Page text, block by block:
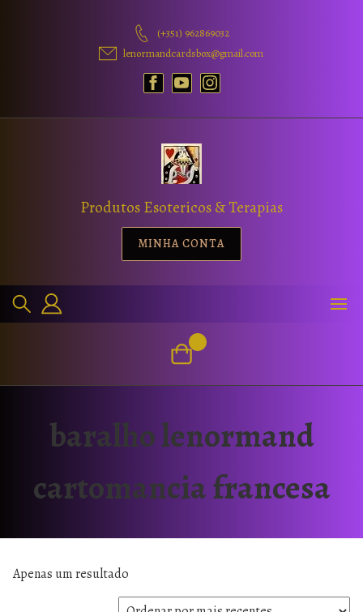
(+351) 962869032
lenormandcardsbox@gmail.com
Produtos Esotericos & Terapias
MINHA CONTA
baralho lenormand
cartomancia francesa
Apenas um resultado